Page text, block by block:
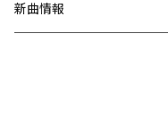
新曲情報